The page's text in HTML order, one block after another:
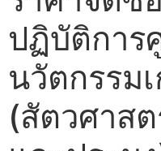
ปฏิบัติการ
นวัตกรรม
(สัตวศาส